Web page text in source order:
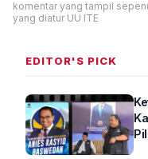
komentar yang tampil
yang diatur UU ITE
EDITOR'S PICK